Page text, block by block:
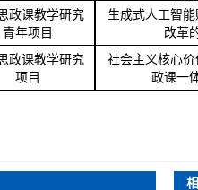
政课教学研究
青年项目
生成式人工智
改革
政课教学研究
项目
社会主义核心
政课一
相